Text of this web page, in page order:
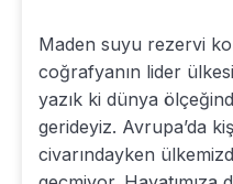
Maden suyu rezervi
coğrafyanın lider
yazık ki dünya
gerideyiz. Avrupa’da
civarındayken